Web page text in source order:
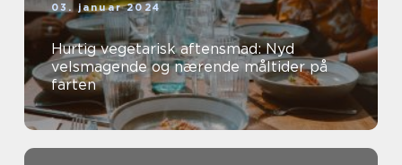
03. januar 2024
Hurtig vegetarisk aftensmad: Nyd
velsmagende og nærende måltider på
farten